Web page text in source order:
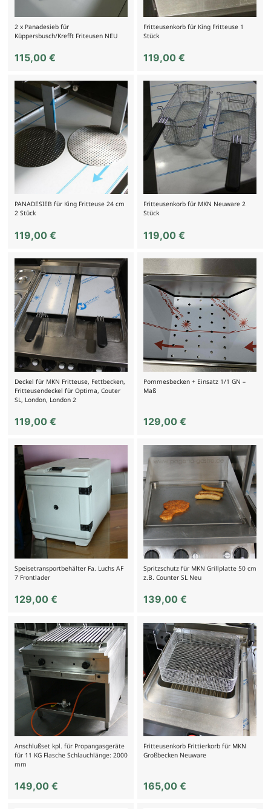
2 x Panadesieb für
Küppersbusch/Krefft Friteusen NEU
115,00 €
Fritteusenkorb für King Fritteuse 1
Stück
119,00€
PANADESIEB für King Fritteuse 24 cm
2 Stück
119,00 €
Fritteusenkorb für MKN Neuware 2
Stück
119,00€
Deckel für MKN Fritteuse, Fettbecken,
Fritteusendeckel für Optima, Couter
SL, London, London 2
119,00 €
Pommesbecken + Einsatz 1/1 GN –
Maß
129,00€
Speisetransportbehälter Fa. Luchs AF
7 Frontlader
129,00 €
Spritzschutz für MKN Grillplatte 50 cm
z.B. Counter SL Neu
139,00€
Anschlußset kpl. für Propangasgeräte
für 11 KG Flasche Schlauchlänge: 2000
mm
149,00 €
Fritteusenkorb Frittierkorb für MKN
Großbecken Neuware
165,00€